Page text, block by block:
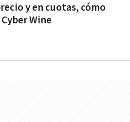
y en cuotas, cómo
Wine